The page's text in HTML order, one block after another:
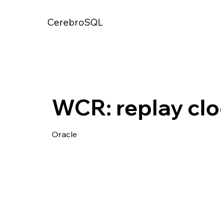
CerebroSQL
WCR: replay
Oracle